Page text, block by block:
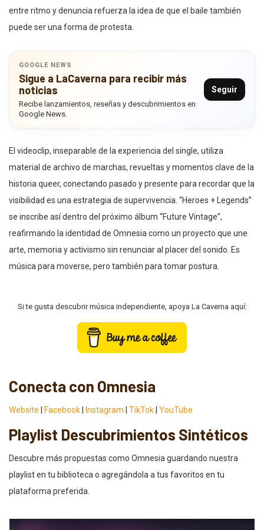
entre ritmo y denuncia refuerza la idea de que el baile también
puede ser una forma de protesta.
GOOGLE NEWS
Sigue a LaCaverna para recibir más
noticias
Recibe lanzamientos, reseñas y descubrimientos en
Google News.
Seguir
El videoclip, inseparable de la experiencia del single, utiliza
material de archivo de marchas, revueltas y momentos clave de la
historia queer, conectando pasado y presente para recordar que la
visibilidad es una estrategia de supervivencia. “Heroes + Legends”
se inscribe así dentro del próximo álbum “Future Vintage”,
reafirmando la identidad de Omnesia como un proyecto que une
arte, memoria y activismo sin renunciar al placer del sonido. Es
música para moverse, pero también para tomar postura.
Si te gusta descubrir música independiente, apoya La Caverna aquí:
Conecta con Omnesia
Website Facebook Instagram TikTok YouTube
Playlist Descubrimientos Sintéticos
Descubre más propuestas como Omnesia guardando nuestra
playlist en tu biblioteca o agregándola a tus favoritos en tu
plataforma preferida.